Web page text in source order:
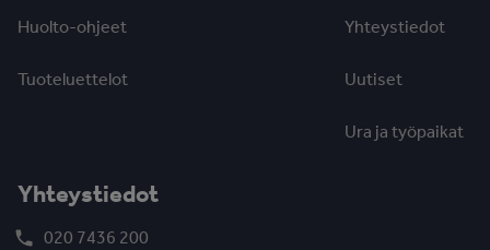
Huolto-ohjeet
Tuoteluettelot
Yhteystiedot
Uutiset
Ura ja työpaikat
Yhteystiedot
020 7436 200